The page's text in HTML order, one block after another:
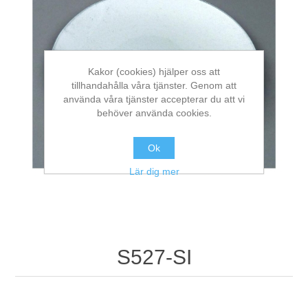
S527-SI
Kakor (cookies) hjälper oss att
tillhandahålla våra tjänster. Genom att
använda våra tjänster accepterar du att vi
behöver använda cookies.
Ok
Lär dig mer